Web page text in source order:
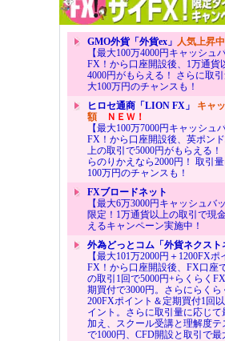
GMO外貨「外貨ex」 人気上昇中
【最大100万4000円キャッシュ
FX！から口座開設後、1万通貨
4000円がもらえる！ さらに取
大100万円のチャンスも！
ヒロセ通商「LION FX」 キャ
額ＮＥＷ！
【最大100万7000円キャッシュ
FX！から口座開設後、英ポン
上の取引で5000円がもらえる
らのりかえなら2000円！ 取引
100万円のチャンスも！
FXブロードネット
【最大6万3000円キャッシュバ
限定！1万通貨以上の取引で現
えるキャンペーン実施中！
外為どっとコム「外貨ネクスト
【最大101万2000円＋1200FX
FX！から口座開設後、FX口座
の取引1回で5000円+らくらく
期買付で3000円。さらにらく
200FXポイント＆定期買付1回
イント。さらに取引量に応じて
加え、スクール受講と理解度テ
で1000円、CFD開設と取引で最